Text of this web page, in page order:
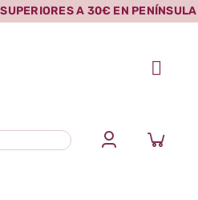
A 30€ EN PENÍNSULA